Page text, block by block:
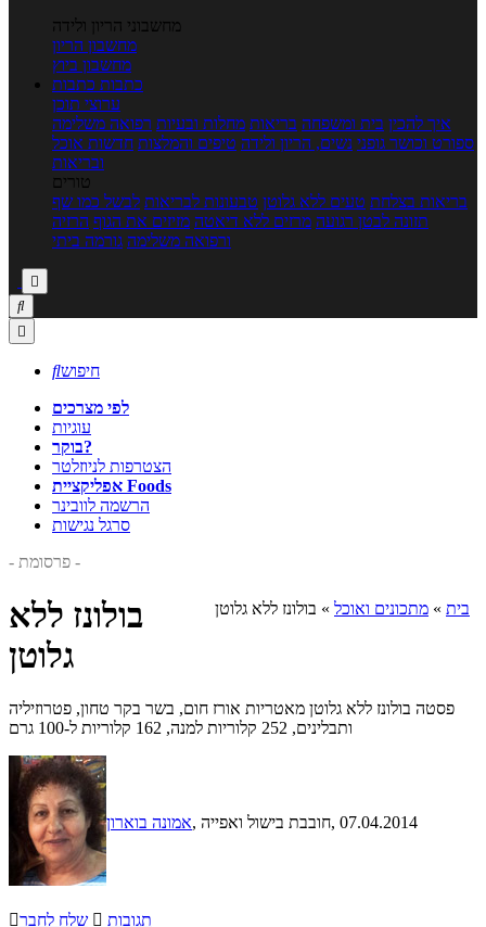
מחשבוני הריון ולידה
מחשבון הריון
מחשבון ביוץ
כתבות כתבות
ערוצי תוכן
איך להכין בית ומשפחה בריאות מחלות ובעיות רפואה משלימה
ספורט וכושר גופני נשים, הריון ולידה טיפים והמלצות חדשות אוכל
ובריאות
טורים
בריאות בצלחת טעים ללא גלוטן טבעונות לבריאות לבשל כמו שף
תזונה לבטן רגועה מרזים ללא דיאטה מזיזים את הגוף הרזיה
ורפואה משלימה גורמה ביתי



חיפוש
לפי מצרכים
עוגיות
בוקר?
הצטרפות לניוזלטר
אפליקציית Foods
הרשמה לוובינר
סרגל נגישות
- פרסומת -
בית » מתכונים ואוכל » בולונז ללא גלוטן
בולונז ללא
גלוטן
פסטה בולונז ללא גלוטן מאטריות אורז חום, בשר בקר טחון, פטרוזיליה
ותבלינים, 252 קלוריות למנה, 162 קלוריות ל-100 גרם
אמונה בוארון , חובבת בישול ואפייה, 07.04.2014
שלח לחבר  תגובות